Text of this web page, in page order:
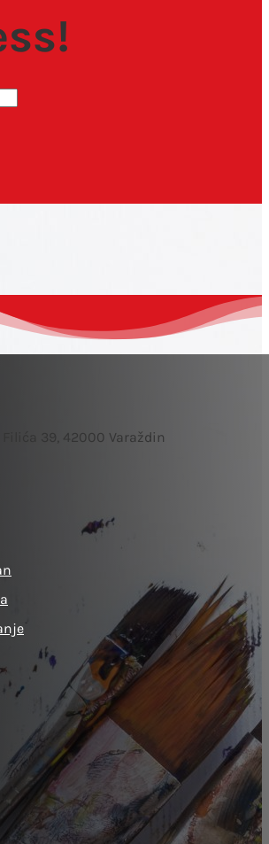
Filića 39, 42000 Varaždin